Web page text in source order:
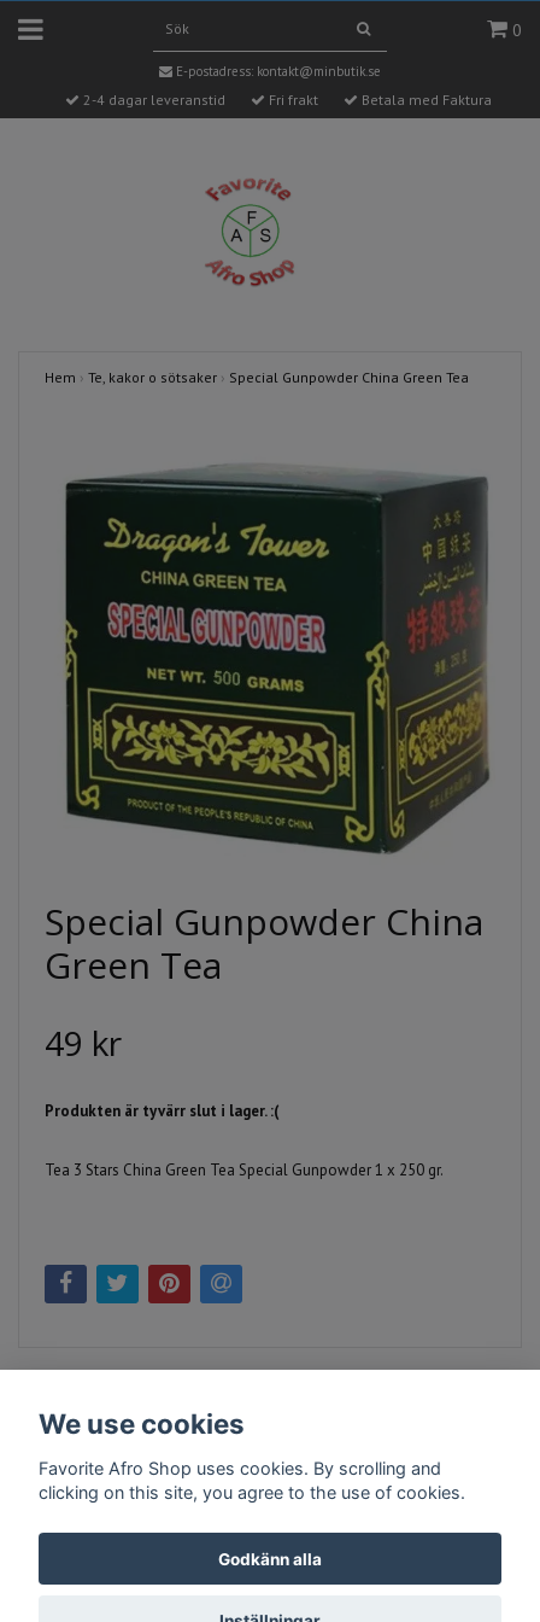
0
E-postadress: kontakt@minbutik.se
2-4 dagar leveranstid Fri frakt Betala med Faktura
Hem › Te, kakor o sötsaker › Special Gunpowder China Green Tea
Special Gunpowder China
Green Tea
49 kr
Produkten är tyvärr slut i lager. :(
Tea 3 Stars China Green Tea Special Gunpowder 1 x 250 gr.
Kontakt Köpvillkor Företagsinfo
We use cookies
Favorite Afro Shop uses cookies. By scrolling and
clicking on this site, you agree to the use of cookies.
Godkänn alla